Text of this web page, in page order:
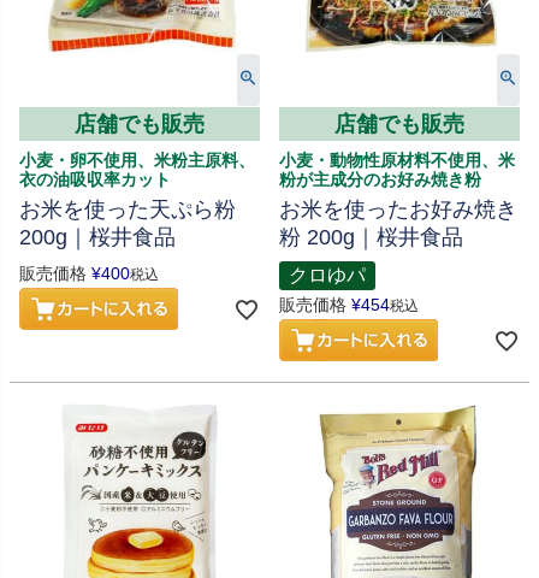
店舗でも販売
小麦・卵不使用、米粉主原料、
衣の油吸収率カット
お米を使った天ぷら粉
200g｜桜井食品
販売価格 ¥400税込
店舗でも販売
小麦・動物性原材料不使用、米
粉が主成分のお好み焼き粉
お米を使ったお好み焼き
粉 200g｜桜井食品
クロゆパ
販売価格 ¥454税込